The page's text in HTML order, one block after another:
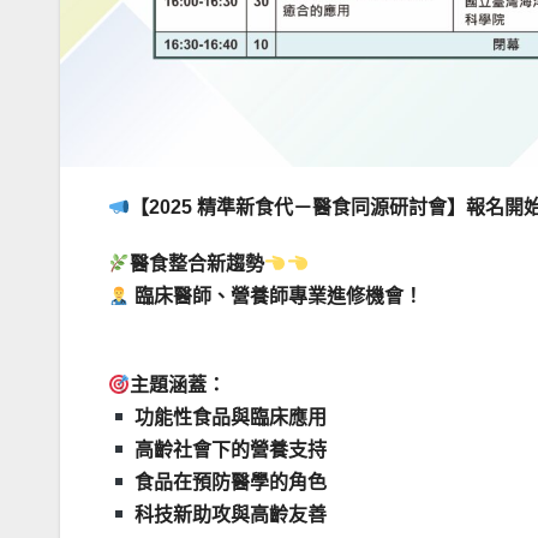
【2025 精準新食代－醫食同源研討會】報名開
醫食整合新趨勢
臨床醫師、營養師專業進修機會！
主題涵蓋：
功能性食品與臨床應用
高齡社會下的營養支持
食品在預防醫學的角色
科技新助攻與高齡友善